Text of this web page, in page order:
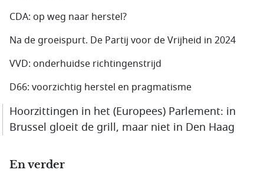
CDA: op weg naar herstel?
Na de groeispurt. De Partij voor de Vrijheid in 2024
VVD: onderhuidse richtingenstrijd
D66: voorzichtig herstel en pragmatisme
Hoorzittingen in het (Europees) Parlement: in
Brussel gloeit de grill, maar niet in Den Haag
En verder